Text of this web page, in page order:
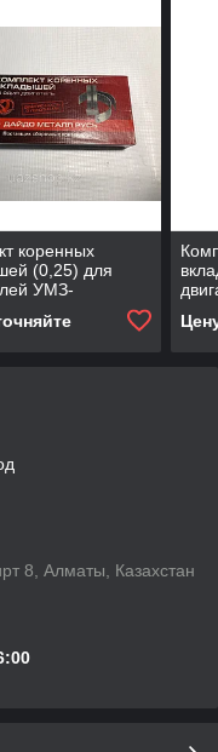
коренных
(0,25) для
УМЗ-
8, Алматы, Казахстан